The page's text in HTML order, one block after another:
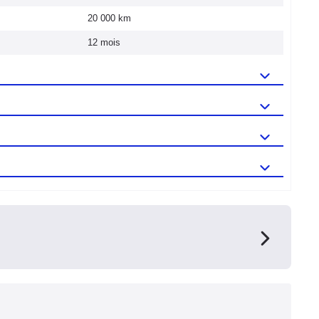
20 000 km
12 mois